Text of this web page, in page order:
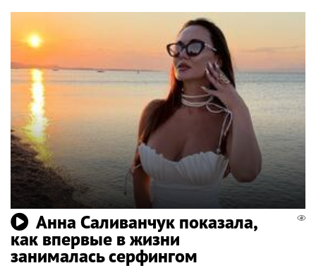
Анна Саливанчук показала,
как впервые в жизни
занималась серфингом